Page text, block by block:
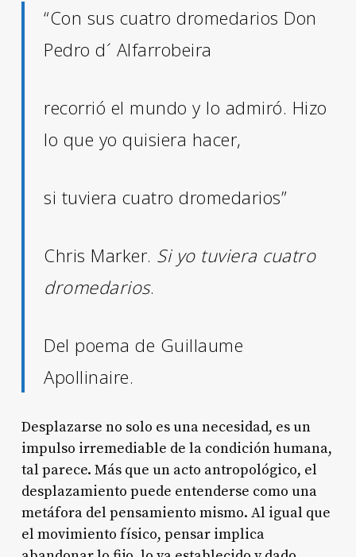
“Con sus cuatro dromedarios Don
Pedro d´ Alfarrobeira
recorrió el mundo y lo admiró. Hizo
lo que yo quisiera hacer,
si tuviera cuatro dromedarios”
Chris Marker. Si yo tuviera cuatro
dromedarios.
Del poema de Guillaume
Apollinaire.
Desplazarse no solo es una necesidad, es un
impulso irremediable de la condición humana,
tal parece. Más que un acto antropológico, el
desplazamiento puede entenderse como una
metáfora del pensamiento mismo. Al igual que
el movimiento físico, pensar implica